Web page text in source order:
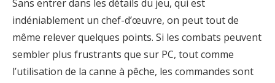
Sans entrer dans les détails du jeu, qui est
indéniablement un chef-d’œuvre, on peut tout de
même relever quelques points. Si les combats peuvent
sembler plus frustrants que sur PC, tout comme
l’utilisation de la canne à pêche, les commandes sont